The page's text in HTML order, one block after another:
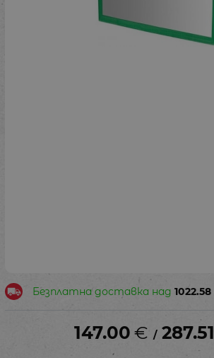
Безплатна доставка над 1022.58
147.00 € / 287.51